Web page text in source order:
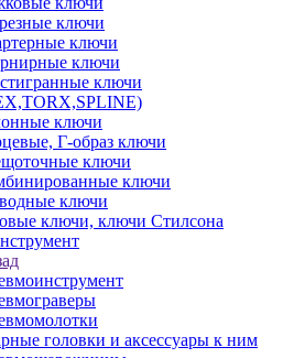
ключи
ключи
ключи
ключи
ключи
Г-образ ключи
ключи
ключи
ключи
ключи, ключи Стилсона
головки и аксессуары к ним